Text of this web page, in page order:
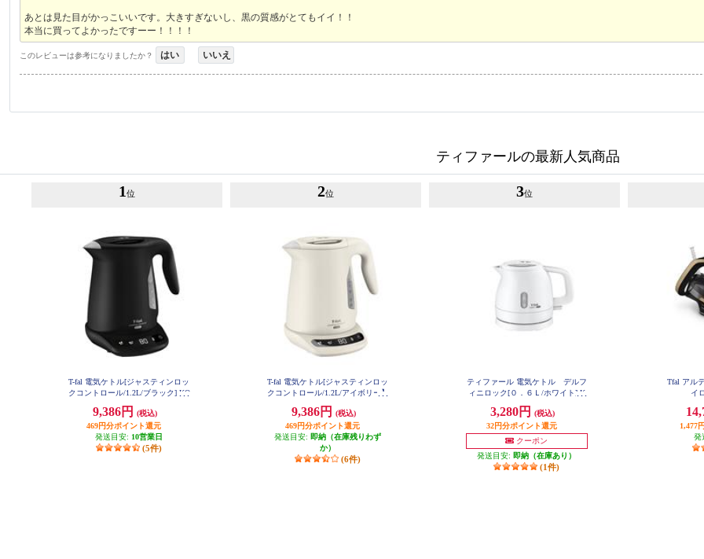
あとは見た目がかっこいいです。大きすぎないし、黒の質感がとてもイイ！！
本当に買ってよかったですーー！！！！
このレビューは参考になりましたか？ はい いいえ
ティファールの最新人気商品
1 位
T-fal 電気ケトル[ジャスティンロッ
クコントロール/1.2L/ブラック] KO
9,386円
(税込)
469円分ポイント還元
発送目安: 10営業日
(5件)
2位
T-fal 電気ケトル[ジャスティンロッ
クコントロール/1.2L/アイボリー】
9,386円
(税込)
469円分ポイント還元
発送目安: 即納（在庫残りわず
か）
(6件)
3位
ティファール 電気ケトル デルフ
ィニロック[０．６Ｌ/ホワイト] K
3,280円
(税込)
32円分ポイント還元
クーポン
発送目安: 即納（在庫あり）
(1件)
Tfal アル
イ
1,477
発